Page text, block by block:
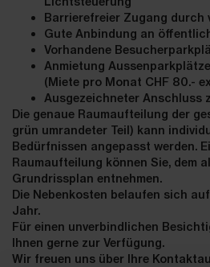
Barrierefreier Zugang durch
Gute Anbindung an
Vorhandene
Anmietung
(Miete pro Monat CHF 80.-
Ausgezeichneter Anschluss
Die genaue Raumaufteilung der
grün umrandeter Teil) kann
Bedürfnissen angepasst werden.
Raumaufteilung können Sie, dem
Grundrissplan entnehmen.
Die Nebenkosten belaufen sich
Jahr.
Für einen unverbindlichen
Ihnen gerne zur Verfügung.
Wir freuen uns über Ihre